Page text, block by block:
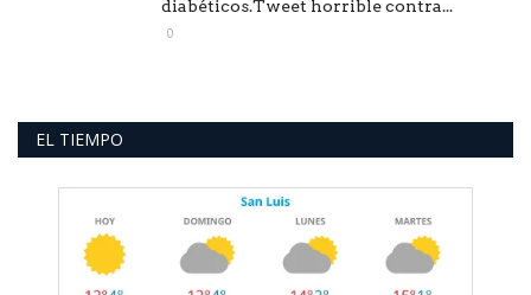
diabéticos.Tweet horrible contra...
0
EL TIEMPO